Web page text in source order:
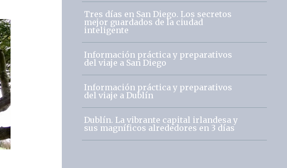
Tres días en San Diego. Los secretos
mejor guardados de la ciudad
inteligente
Información práctica y preparativos
del viaje a San Diego
Información práctica y preparativos
del viaje a Dublín
Dublín. La vibrante capital irlandesa y
sus magníficos alrededores en 3 días